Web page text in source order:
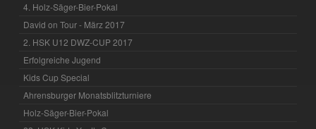
4. Holz-Säger-Bier-Pokal
David on Tour - März 2017
2. HSK U12 DWZ-CUP 2017
Erfolgreiche Jugend
Kids Cup Special
Ahrensburger Monatsblitzturniere
Holz-Säger-Bier-Pokal